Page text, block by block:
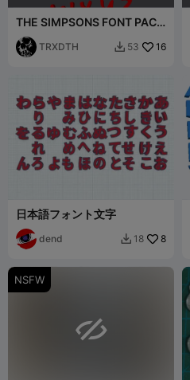
THE SIMPSONS FONT PACK
- ALPHABET
TRXDTH  53 16
日本語フォント文字
dend  18 8
NSFW
